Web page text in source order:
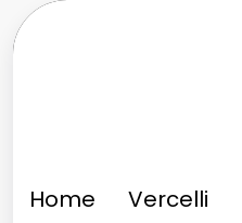
al
Home Vercelli